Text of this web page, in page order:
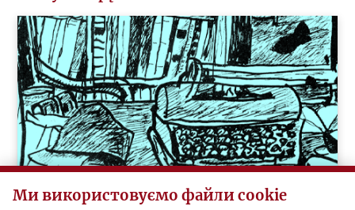
Ми використовуємо файли cookie